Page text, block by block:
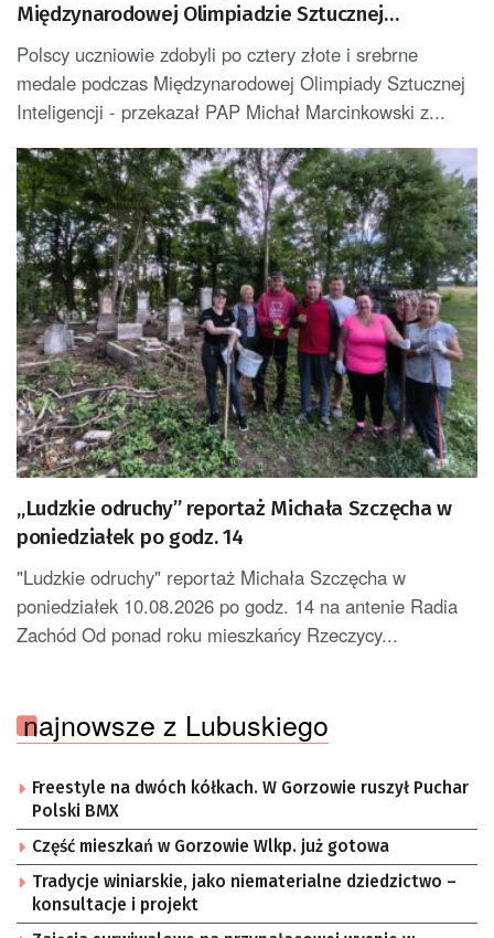
Międzynarodowej Olimpiadzie Sztucznej
Inteligencji
Polscy uczniowie zdobyli po cztery złote i srebrne
medale podczas Międzynarodowej Olimpiady Sztucznej
Inteligencji - przekazał PAP Michał Marcinkowski z...
„Ludzkie odruchy” reportaż Michała Szczęcha w
poniedziałek po godz. 14
"Ludzkie odruchy" reportaż Michała Szczęcha w
poniedziałek 10.08.2026 po godz. 14 na antenie Radia
Zachód Od ponad roku mieszkańcy Rzeczycy...
najnowsze z Lubuskiego
Freestyle na dwóch kółkach. W Gorzowie ruszył Puchar
Polski BMX
Część mieszkań w Gorzowie Wlkp. już gotowa
Tradycje winiarskie, jako niematerialne dziedzictwo –
konsultacje i projekt